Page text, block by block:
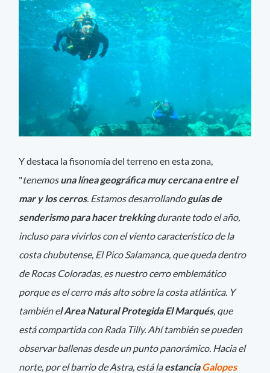
Y destaca la fisonomía del terreno en esta zona,
"tenemosuna línea geográfica muy cercana entre el
mar y los cerros. Estamos desarrollandoguías de
senderismo para hacer trekkingdurante todo el año,
incluso para vivirlos con el viento característico de la
costa chubutense, El Pico Salamanca, que queda dentro
de Rocas Coloradas, es nuestro cerro emblemático
porque es el cerro más alto sobre la costa atlántica. Y
también el Area Natural Protegida El Marqués, que
está compartida con Rada Tilly. Ahí también se pueden
observar ballenas desde un punto panorámico. Hacia el
norte, por el barrio de Astra, está laestanciaGalopes